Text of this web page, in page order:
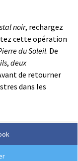
noir, rechargez
cette opération
du Soleil. De
, deux
de retourner
dans les